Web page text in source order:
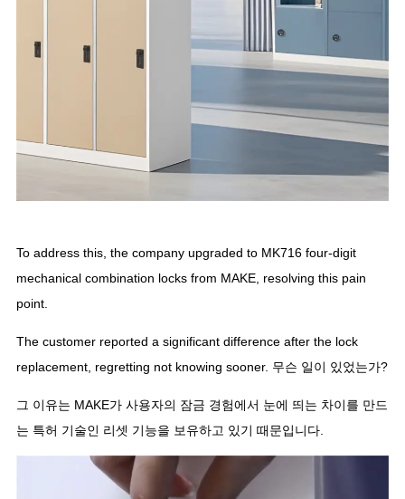
To address this, the company upgraded to MK716 four-digit
mechanical combination locks from MAKE, resolving this pain
point.
The customer reported a significant difference after the lock
replacement, regretting not knowing sooner. 무슨 일이 있었는가?
그 이유는 MAKE가 사용자의 잠금 경험에서 눈에 띄는 차이를 만드
는 특허 기술인 리셋 기능을 보유하고 있기 때문입니다.